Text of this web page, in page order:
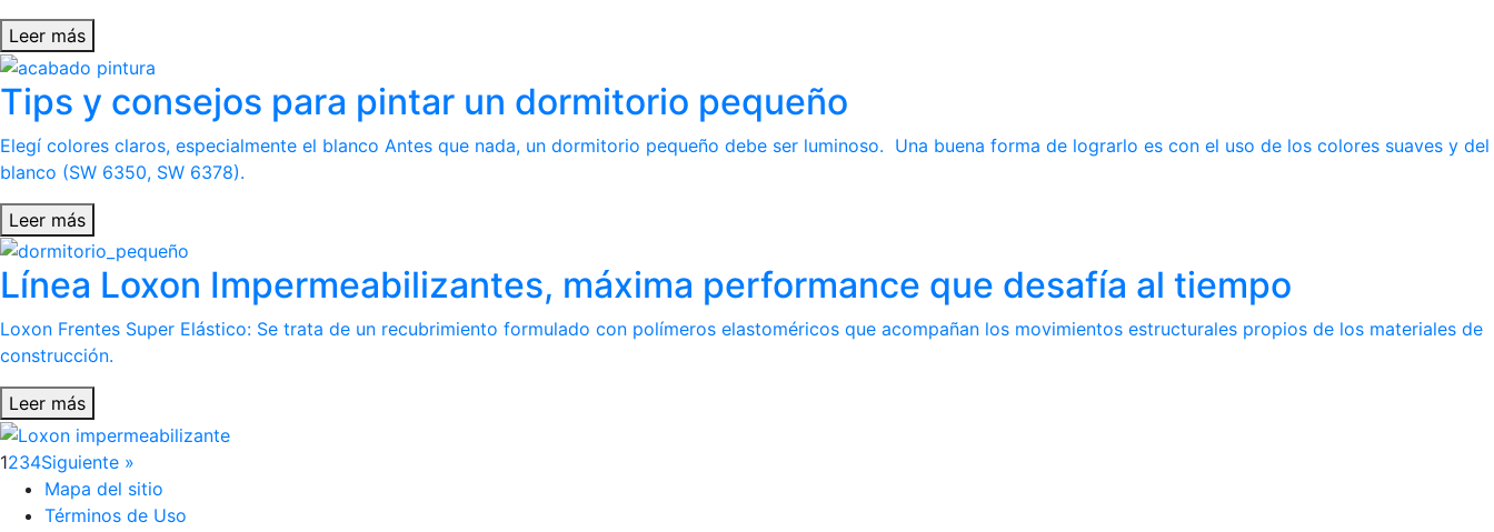
Leer más
Tips y consejos para pintar un dormitorio pequeño
Elegí colores claros, especialmente el blanco Antes que nada, un dormitorio pequeño debe ser luminoso. Una buena forma de lograrlo es con el uso de los colores suaves y del
blanco (SW 6350, SW 6378).
Leer más
Línea Loxon Impermeabilizantes, máxima performance que desafía al tiempo
Loxon Frentes Super Elástico: Se trata de un recubrimiento formulado con polímeros elastoméricos que acompañan los movimientos estructurales propios de los materiales de
construcción.
Leer más
1234Siguiente »
Mapa del sitio
Términos de Uso